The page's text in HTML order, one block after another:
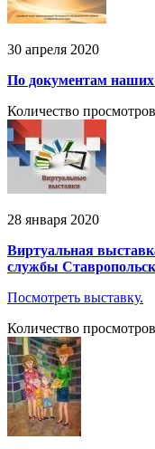
30 апреля 2020
По документам наших
Количество
28 января 2020
Виртуальная
службы
Посмотреть выставку.
Количество